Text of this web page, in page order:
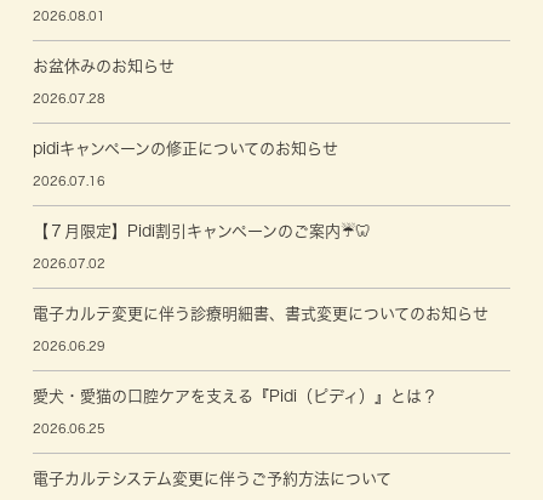
2026.08.01
お盆休みのお知らせ
2026.07.28
pidiキャンペーンの修正についてのお知らせ
2026.07.16
【７月限定】Pidi割引キャンペーンのご案内☔🦷
2026.07.02
電子カルテ変更に伴う診療明細書、書式変更についてのお知らせ
2026.06.29
愛犬・愛猫の口腔ケアを支える『Pidi（ピディ）』とは？
2026.06.25
電子カルテシステム変更に伴うご予約方法について